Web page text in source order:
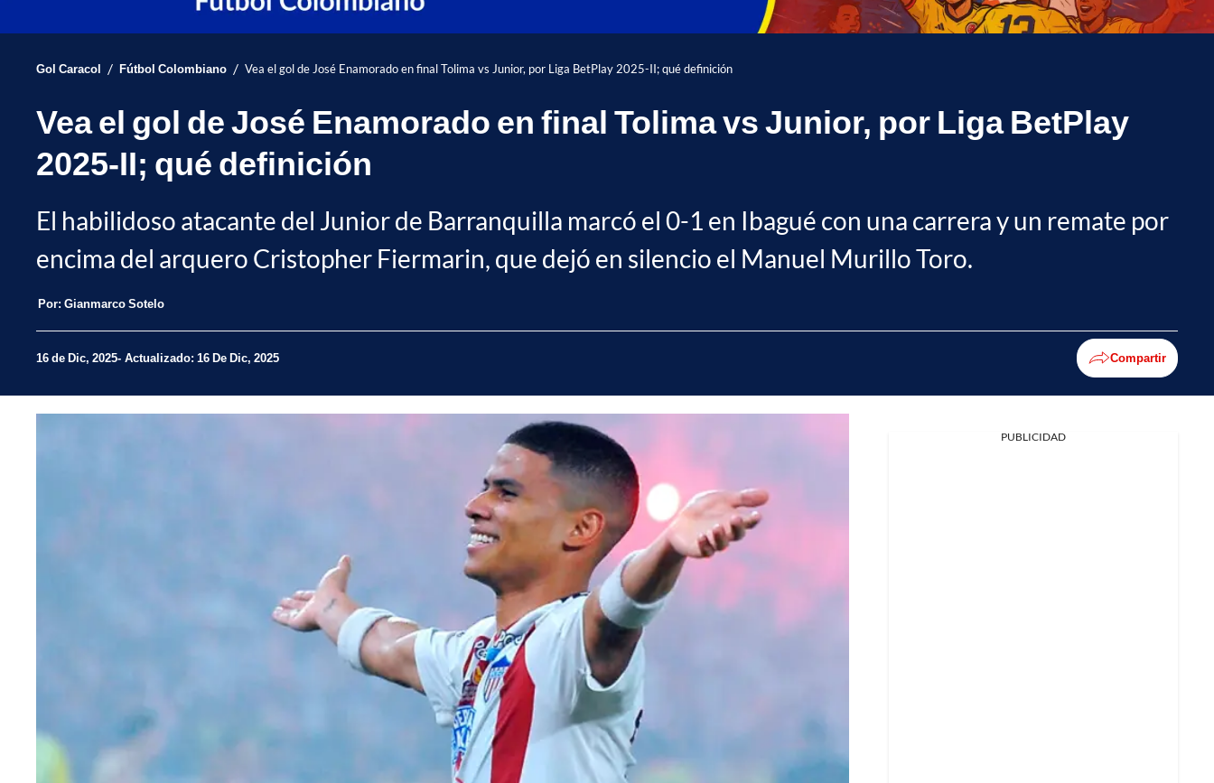
Gol Caracol / Fútbol Colombiano / Vea el gol de José Enamorado en final Tolima vs Junior, por Liga BetPlay 2025-II; qué definición
Vea el gol de José Enamorado en final Tolima vs Junior, por Liga BetPlay
2025-II; qué definición
El habilidoso atacante del Junior de Barranquilla marcó el 0-1 en Ibagué con una carrera y un remate por
encima del arquero Cristopher Fiermarin, que dejó en silencio el Manuel Murillo Toro.
Por: Gianmarco Sotelo
16 de Dic, 2025 Actualizado: 16 De Dic, 2025 Compartir
PUBLICIDAD